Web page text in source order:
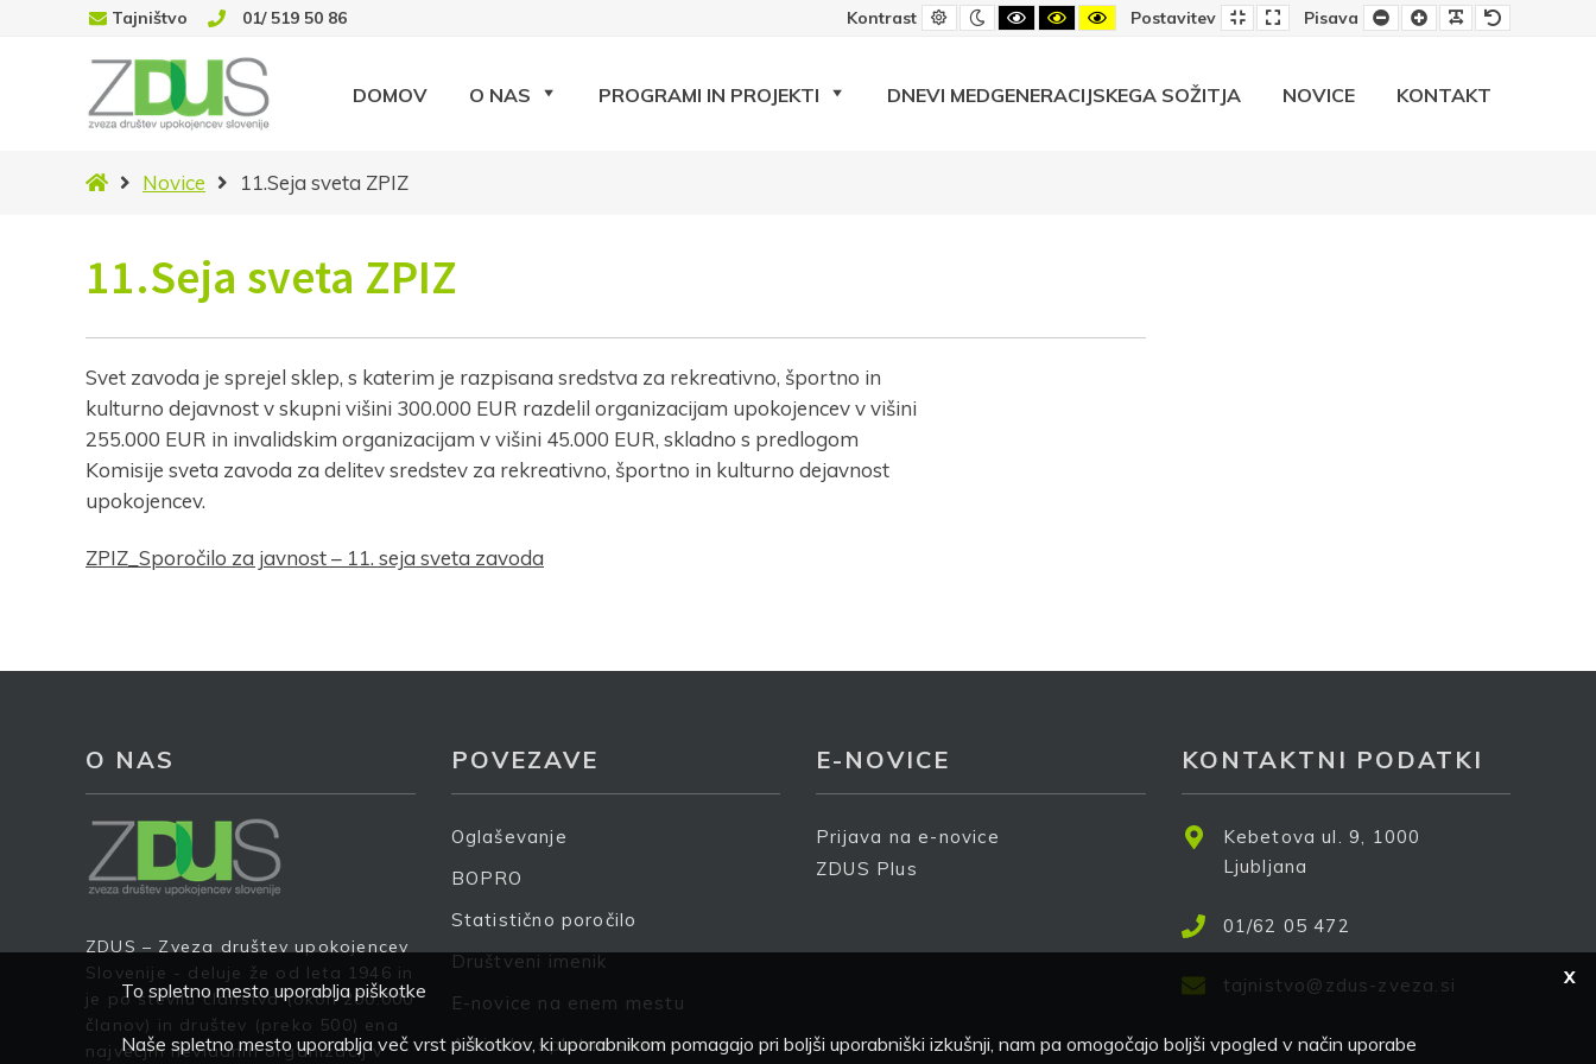
Kontrast Privzeti
kontrast
Nočni
kontrast
Črno-
beli
Črno-
rumeni
Rumeno-
črni
Postavitev Privzeta
postavitev
Široka
postavitev
Pisava Manjša
pisava
Večja
pisava
Berljiva
pisava
Privzeta
pisava
Tajništvo 01/ 519 50 86
DOMOV O NAS PROGRAMI IN PROJEKTI DNEVI MEDGENERACIJSKEGA SOŽITJA NOVICE KONTAKT
DomovNovice 11.Seja sveta ZPIZ
11.Seja sveta ZPIZ
Svet zavoda je sprejel sklep, s katerim je razpisana sredstva za rekreativno, športno in
kulturno dejavnost v skupni višini 300.000 EUR razdelil organizacijam upokojencev v višini
255.000 EUR in invalidskim organizacijam v višini 45.000 EUR, skladno s predlogom
Komisije sveta zavoda za delitev sredstev za rekreativno, športno in kulturno dejavnost
upokojencev.
ZPIZ_Sporočilo za javnost – 11. seja sveta zavoda
O NAS
ZDUS – Zveza društev upokojencev
Slovenije - deluje že od leta 1946 in
je po številu članstva (okoli 200.000
članov) in društev (preko 500) ena
največjih nevladnih organizacij v
POVEZAVE
Oglaševanje
BOPRO
Statistično poročilo
Društveni imenik
E-novice na enem mestu
Arhivska spletna stran
E-NOVICE
Prijava na e-novice
ZDUS Plus
KONTAKTNI PODATKI
Kebetova ul. 9, 1000
Ljubljana
01/62 05 472
tajnistvo@zdus-zveza.si X
To spletno mesto uporablja piškotke
Naše spletno mesto uporablja več vrst piškotkov, ki uporabnikom pomagajo pri boljši uporabniški izkušnji, nam pa omogočajo boljši vpogled v način uporabe
Prijava na e-novice
Vaš elektronski naslov
S prijavo dovoljujem, da podjetje ZDUS moje osebne podatke
Prijava